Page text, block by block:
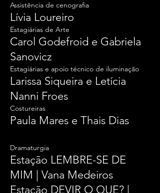
Assistência de cenografia
Lívia Loureiro
Estagiárias de Arte
Carol Godefroid e Gabriela
Sanovicz
Estagiárias e apoio técnico de iluminação
Larissa Siqueira e Letícia
Nanni Froes
Costureiras
Paula Mares e Thais Dias
Dramaturgia
Estação LEMBRE-SE DE
MIM | Vana Medeiros
Estação DEVIR O QUE? |